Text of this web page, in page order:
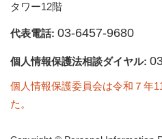
タワー12階
代表電話: 03-6457-9680
個人情報保護法相談ダイヤル:
個人情報保護委員会は令和７年
た。